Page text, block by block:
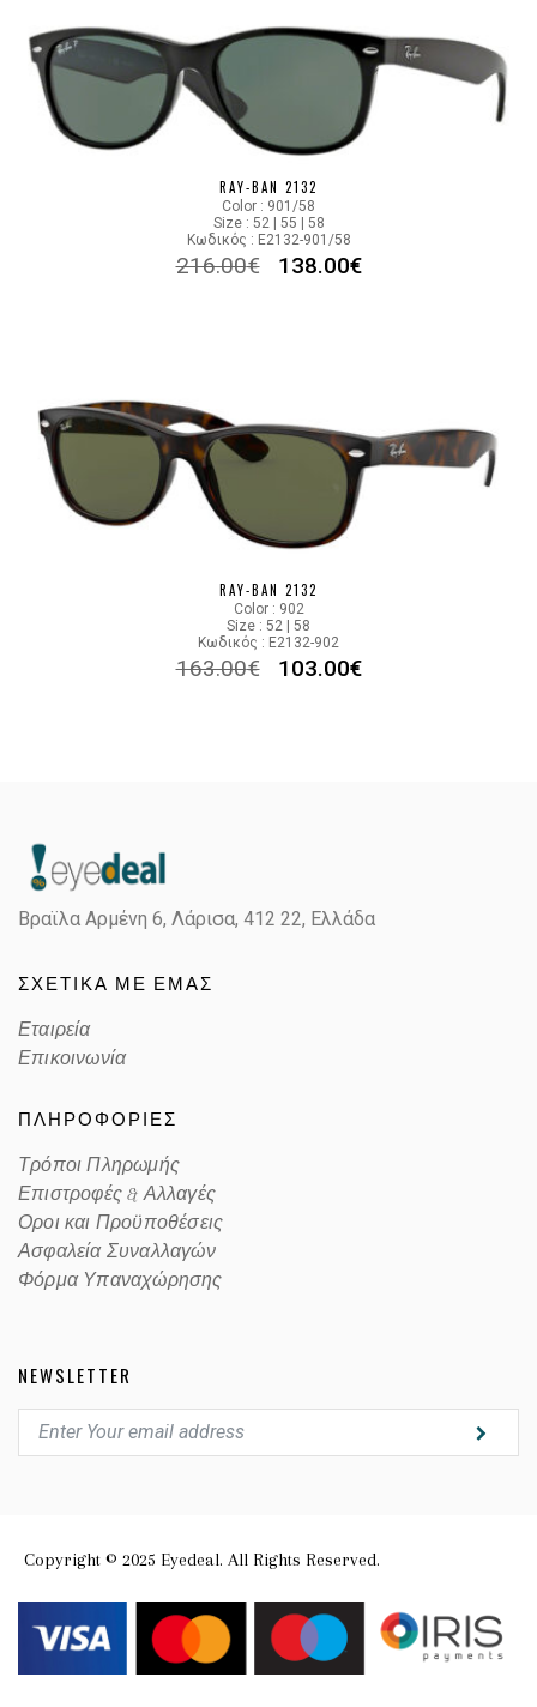
RAY-BAN 2132
Color : 901/58
Size : 52 | 55 | 58
Κωδικός : E2132-901/58
216.00€ 138.00€
RAY-BAN 2132
Color : 902
Size : 52 | 58
Κωδικός : E2132-902
163.00€ 103.00€
Βραϊλα Αρμένη 6, Λάρισα, 412 22, Ελλάδα
ΣΧΕΤΙΚΑ ΜΕ ΕΜΑΣ
Εταιρεία
Επικοινωνία
ΠΛΗΡΟΦΟΡΙΕΣ
Τρόποι Πληρωμής
Επιστροφές & Αλλαγές
Οροι και Προϋποθέσεις
Ασφαλεία Συναλλαγών
Φόρμα Υπαναχώρησης
NEWSLETTER
Copyright © 2025 Eyedeal. All Rights Reserved.